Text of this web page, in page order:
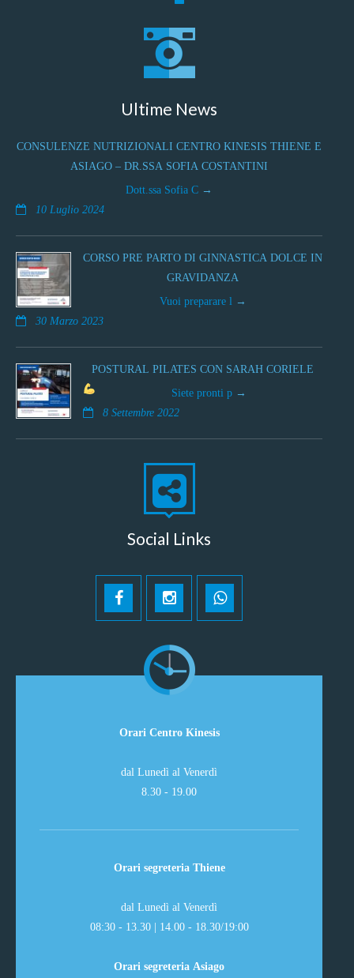
Ultime News
CONSULENZE NUTRIZIONALI CENTRO KINESIS THIENE E
ASIAGO – DR.SSA SOFIA COSTANTINI
Dott.ssa Sofia C
10 Luglio 2024
CORSO PRE PARTO DI GINNASTICA DOLCE IN
GRAVIDANZA
Vuoi preparare l
30 Marzo 2023
POSTURAL PILATES CON SARAH CORIELE
Siete pronti p
8 Settembre 2022
Social Links
Orari Centro Kinesis
dal Lunedì al Venerdì
8.30 - 19.00
Orari segreteria Thiene
dal Lunedì al Venerdì
08:30 - 13.30 | 14.00 - 18.30/19:00
Orari segreteria Asiago